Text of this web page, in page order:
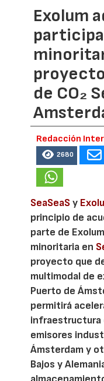
Exolum
de CO₂
Redacción
2680
SeaSeaSy
principio de
parte de
minoritaria en
proyecto que
multimodal de
Puerto de
permitirá
infraestructura
emisores
Ámsterdam y
Bajos y